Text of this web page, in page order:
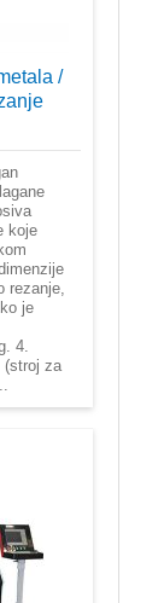
/
koje
rezanje,
je
4.
(stroj za